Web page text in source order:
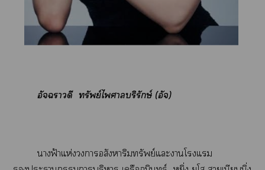
อัจฉราวดี ทรัพย์ไาบริรักษ์ (อัจ)
าฟ้าแห่งาอสังหาริมทรัพย์แะาโแ